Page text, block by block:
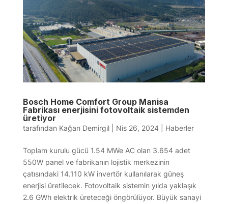
Bosch Home Comfort Group Manisa
Fabrikası enerjisini fotovoltaik sistemden
üretiyor
tarafından Kağan Demirgil| Nis 26, 2024| Haberler
Toplam kurulu gücü 1.54 MWe AC olan 3.654 adet
550W panel ve fabrikanın lojistik merkezinin
çatısındaki 14.110 kW invertör kullanılarak güneş
enerjisi üretilecek. Fotovoltaik sistemin yılda yaklaşık
2.6 GWh elektrik üreteceği öngörülüyor. Büyük sanayi